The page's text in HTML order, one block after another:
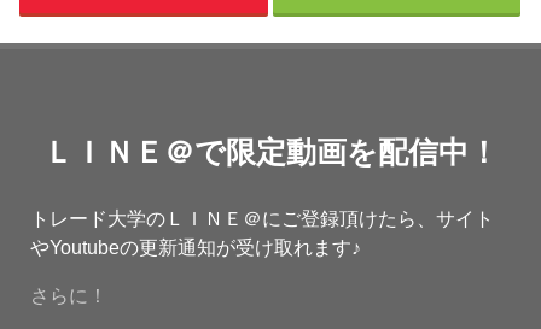
ＬＩＮＥ＠で限定動画を配信中！
トレード大学のＬＩＮＥ＠にご登録頂けたら、サイト
やYoutubeの更新通知が受け取れます♪
さらに！